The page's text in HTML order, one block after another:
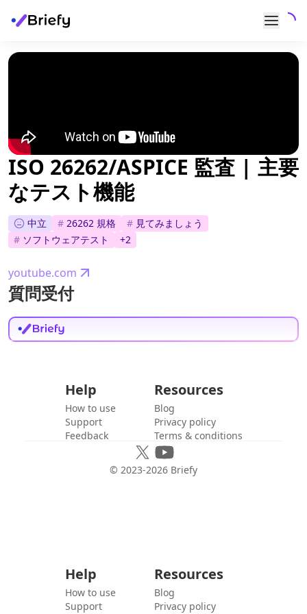
ISO 26262/ASPICE 監査 | 主要
なテスト機能
中立 # 26262 規格 # 見てみましょう
# ソフトウェアテスト +2
youtube.com
質問受付
Help
How to use
Support
Feedback
Resources
Blog
Privacy policy
Terms & conditions
© 2023-2026 Briefy
Help
How to use
Support
Resources
Blog
Privacy policy